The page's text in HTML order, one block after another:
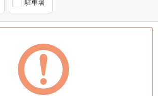
駐車場